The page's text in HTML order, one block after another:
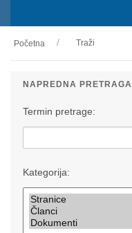
O nama
Aktivnosti
Servisi
Multimedija
Početna Traži
NAPREDNA PRETRAGA
Termin pretrage:
Kategorija: